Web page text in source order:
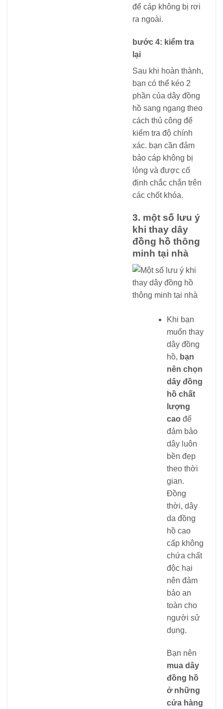
để cáp không bị rơi
ra ngoài.
bước 4: kiểm tra
lại
Sau khi hoàn thành,
bạn có thể kéo 2
phần của dây đồng
hồ sang ngang theo
cách thủ công để
kiểm tra độ chính
xác. bạn cần đảm
bảo cáp không bị
lỏng và được cố
định chắc chắn trên
các chốt khóa.
3. một số lưu ý
khi thay dây
đồng hồ thông
minh tại nhà
Khi bạn
muốn thay
dây đồng
hồ, bạn
nên chọn
dây đồng
hồ chất
lượng
cao để
đảm bảo
dây luôn
bền đẹp
theo thời
gian.
Đồng
thời, dây
da đồng
hồ cao
cấp không
chứa chất
độc hại
nên đảm
bảo an
toàn cho
người sử
dụng.
Bạn nên
mua dây
đồng hồ
ở những
cửa hàng